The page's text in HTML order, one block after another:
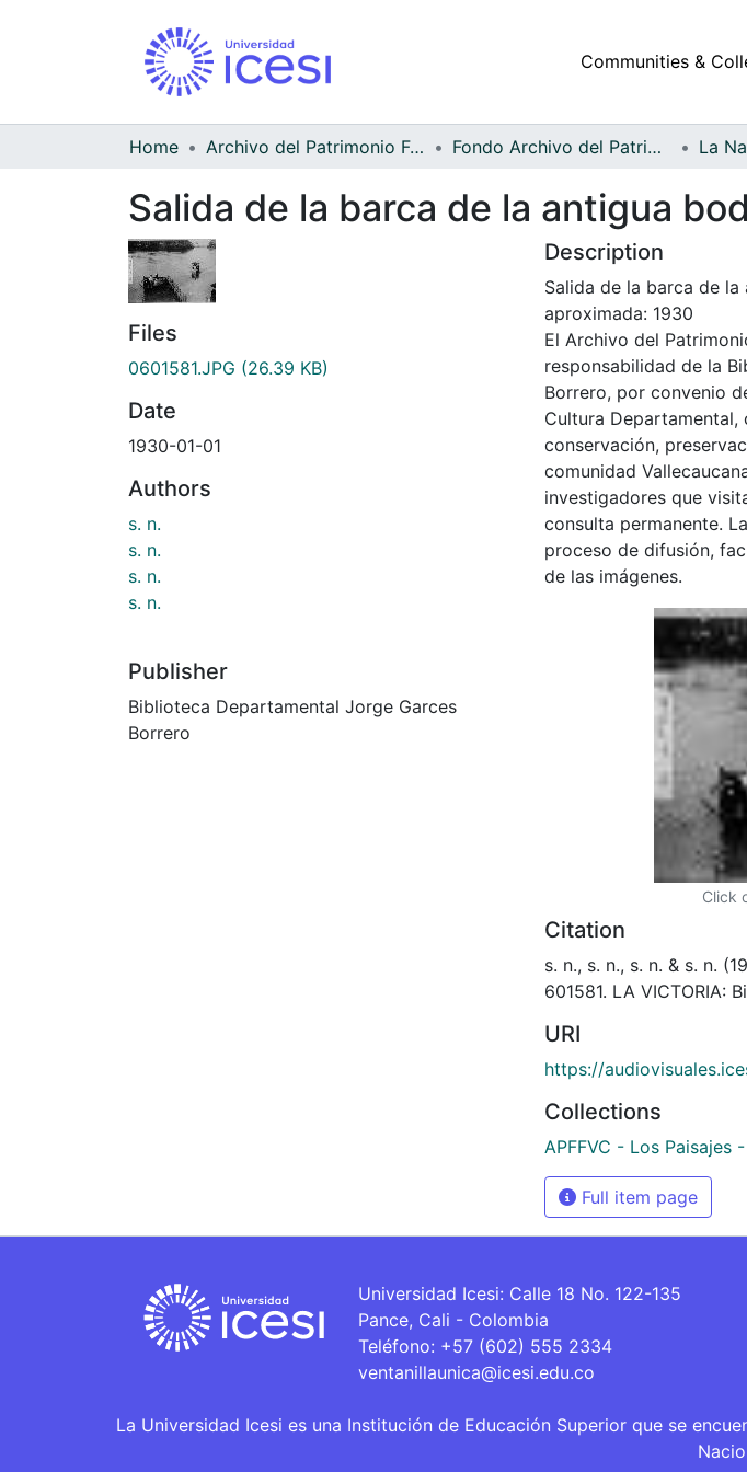
Communities &
Home Archivo del Patrimonio Fotográfico y Fílmico del Valle del Cauca Fondo Archivo del Patrimonio Fotográfico y Fílmico del Valle del Cauca La
Salida de la barca de la antigua
Files
0601581.JPG (26.39 KB)
Date
1930-01-01
Authors
s. n.
s. n.
s. n.
s. n.
Publisher
Biblioteca Departamental Jorge Garces
Borrero
Description
Salida de la barca de
aproximada: 1930
El Archivo del
responsabilidad de la
Borrero, por convenio
Cultura Departamental,
conservación,
comunidad
investigadores que
consulta permanente.
proceso de difusión,
de las imágenes.
Click
Citation
s. n., s. n., s. n. & s. n.
601581. LA VICTORIA:
URI
https://
Collections
APFFVC - Los Paisajes
Full item page
Universidad Icesi: Calle 18 No. 122-135
Pance, Cali - Colombia
Teléfono: +57 (602) 555 2334
ventanillaunica@icesi.edu.co
La Universidad Icesi es una Institución de Educación Superior que se